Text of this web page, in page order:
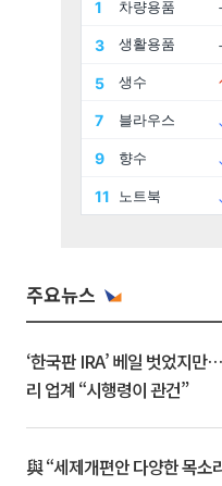
주요뉴스
‘한국판 IRA’ 베일 벗었지만
리 업계 “시행령이 관건”
與 “세제개편안 다양한 목